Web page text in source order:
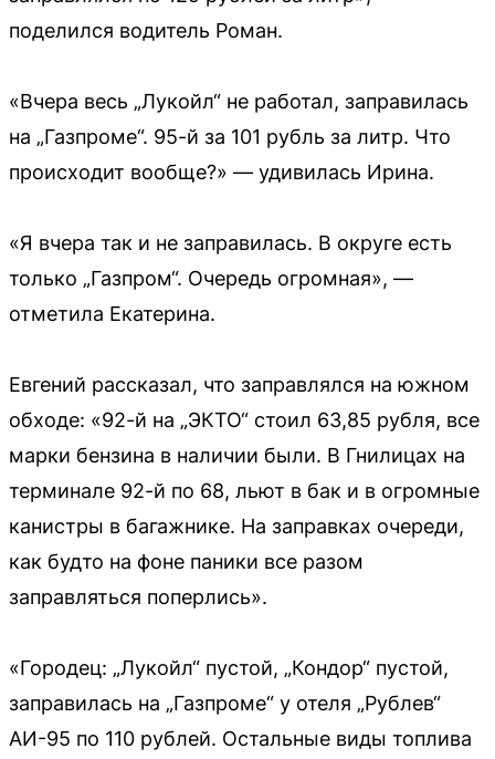
поделился водитель Роман.
«Вчера весь „Лукойл“ не работал, заправилась
на „Газпроме“. 95-й за 101 рубль за литр. Что
происходит вообще?» — удивилась Ирина.
«Я вчера так и не заправилась. В округе есть
только „Газпром“. Очередь огромная», —
отметила Екатерина.
Евгений рассказал, что заправлялся на южном
обходе: «92-й на „ЭКТО“ стоил 63,85 рубля, все
марки бензина в наличии были. В Гнилицах на
терминале 92-й по 68, льют в бак и в огромные
канистры в багажнике. На заправках очереди,
как будто на фоне паники все разом
заправляться поперлись».
«Городец: „Лукойл“ пустой, „Кондор“ пустой,
заправилась на „Газпроме“ у отеля „Рублев“
АИ-95 по 110 рублей. Остальные виды топлива